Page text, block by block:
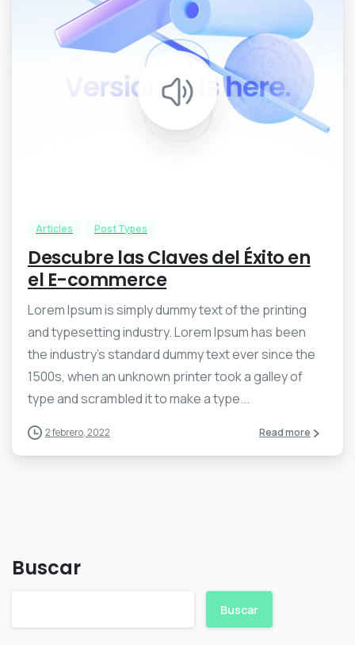
Articles Post Types
Descubre las Claves del Éxito en
el E-commerce
Lorem Ipsum is simply dummy text of the printing
and typesetting industry. Lorem Ipsum has been
the industry’s standard dummy text ever since the
1500s, when an unknown printer took a galley of
type and scrambled it to make a type...
2 febrero, 2022 Read more
Buscar
Buscar